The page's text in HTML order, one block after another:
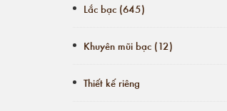
Lắc bạc (645)
Khuyên mũi bạc (12)
Thiết kế riêng